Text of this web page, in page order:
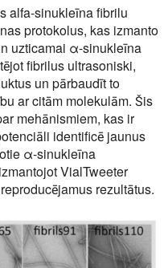
alfa-sinukleīna fibrilu
protokolus, kas izmanto
uzticamai α-sinukleīna
fibrilus ultrasoniski,
un pārbaudīt to
ar citām molekulām. Šis
mehānismiem, kas ir
identificē jaunus
α-sinukleīna
VialTweeter
rezultātus.